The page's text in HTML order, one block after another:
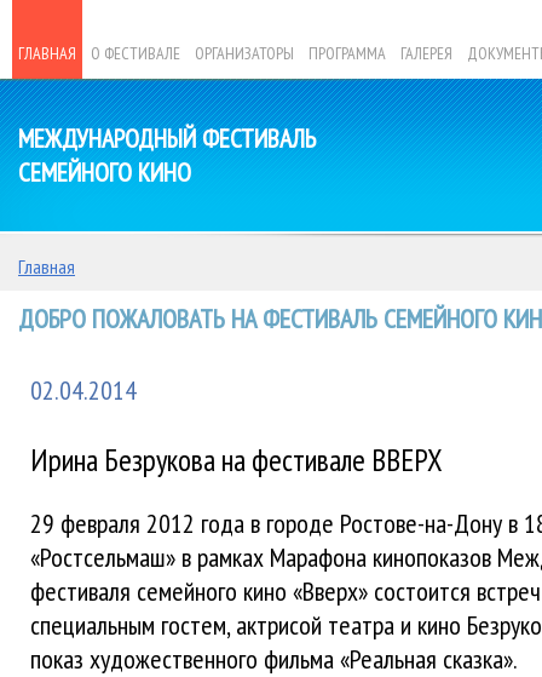
ГЛАВНАЯ О ФЕСТИВАЛЕ ОРГАНИЗАТОРЫ ПРОГРАММА ГАЛЕРЕЯ
МЕЖДУНАРОДНЫЙ ФЕСТИВАЛЬ
СЕМЕЙНОГО КИНО
Главная
ДОБРО ПОЖАЛОВАТЬ НА ФЕСТИВАЛЬ СЕМЕЙНОГО
02.04.2014
Ирина Безрукова на фестивале ВВЕРХ
29 февраля 2012 года в городе Ростове-на-Дону в
«Ростсельмаш» в рамках Марафона кинопоказов
фестиваля семейного кино «Вверх» состоится
специальным гостем, актрисой театра и кино
показ художественного фильма «Реальная сказка».